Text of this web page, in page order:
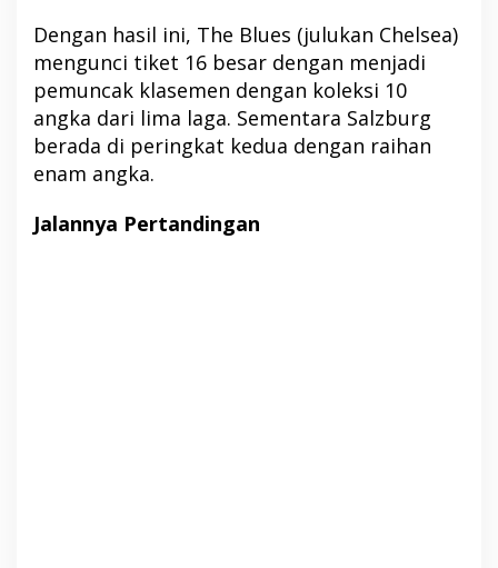
Dengan hasil ini, The Blues (julukan Chelsea)
mengunci tiket 16 besar dengan menjadi
pemuncak klasemen dengan koleksi 10
angka dari lima laga. Sementara Salzburg
berada di peringkat kedua dengan raihan
enam angka.
Jalannya Pertandingan